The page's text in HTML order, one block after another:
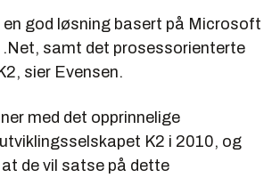
en god løsning basert på Microsoft
samt det prosessorienterte
sier Evensen.
med det opprinnelige
K2 i 2010, og
de vil satse på dette